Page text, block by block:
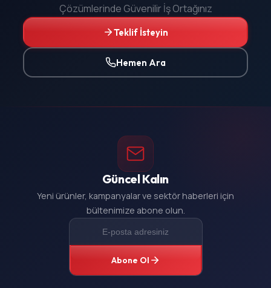
Çözümlerinde Güvenilir İş Ortağınız
Teklif İsteyin
Hemen Ara
Güncel Kalın
Yeni ürünler, kampanyalar ve sektör haberleri için
bültenimize abone olun.
Abone Ol